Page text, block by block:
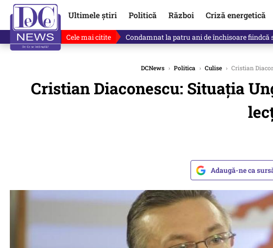
Ultimele știri Politică Război Criză energetică
Cele mai citite Singurul lucru care l-ar putea clinti pe Ilie
DCNews › Politica › Culise › Cristian
Cristian Diaconescu: Situația
Adaugă-ne ca